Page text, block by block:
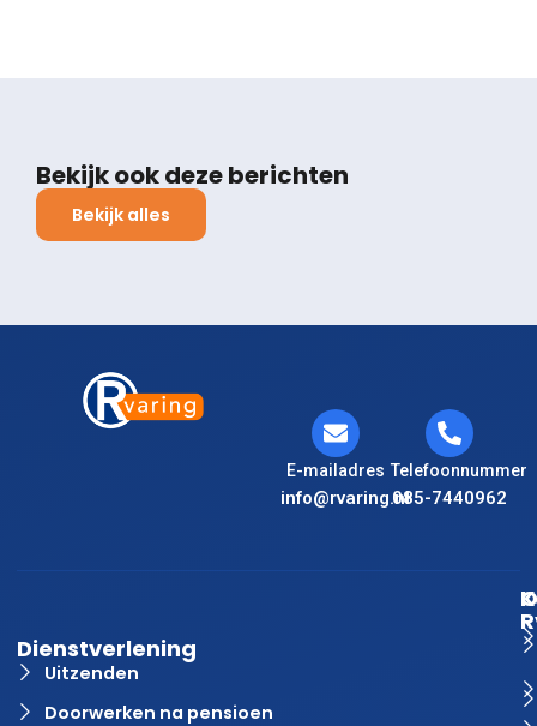
Bekijk ook deze berichten
Bekijk alles
E-mailadres
info@rvaring.nl
Telefoonnummer
085-7440962
Dienstverlening
Uitzenden
Doorwerken na pensioen